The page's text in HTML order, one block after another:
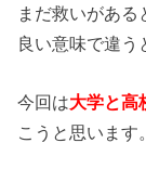
まだ救いがあ
良い意味で違う
今回は大学と高
こうと思います。